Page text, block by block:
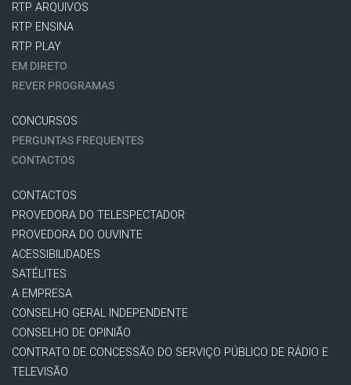
RTP ARQUIVOS
RTP ENSINA
RTP PLAY
EM DIRETO
REVER PROGRAMAS
CONCURSOS
PERGUNTAS FREQUENTES
CONTACTOS
CONTACTOS
PROVEDORA DO TELESPECTADOR
PROVEDORA DO OUVINTE
ACESSIBILIDADES
SATÉLITES
A EMPRESA
CONSELHO GERAL INDEPENDENTE
CONSELHO DE OPINIÃO
CONTRATO DE CONCESSÃO DO SERVIÇO PÚBLICO DE RÁDIO E
TELEVISÃO